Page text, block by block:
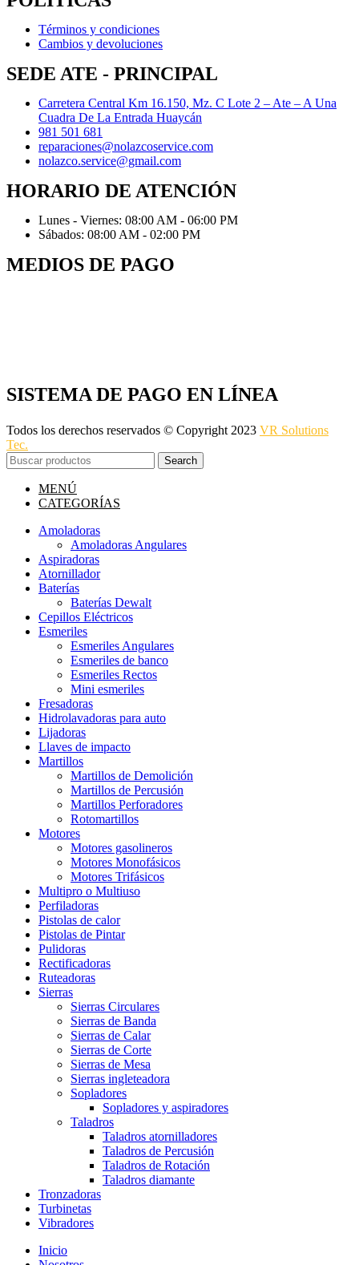
Términos y condiciones
Cambios y devoluciones
SEDE ATE - PRINCIPAL
Carretera Central Km 16.150, Mz. C Lote 2 – Ate – A Una
Cuadra De La Entrada Huaycán
981 501 681
reparaciones@nolazcoservice.com
nolazco.service@gmail.com
HORARIO DE ATENCIÓN
Lunes - Viernes: 08:00 AM - 06:00 PM
Sábados: 08:00 AM - 02:00 PM
MEDIOS DE PAGO
SISTEMA DE PAGO EN LÍNEA
Todos los derechos reservados © Copyright 2023 VR Solutions
Tec.
Search
MENÚ
CATEGORÍAS
Amoladoras
Amoladoras Angulares
Aspiradoras
Atornillador
Baterías
Baterías Dewalt
Cepillos Eléctricos
Esmeriles
Esmeriles Angulares
Esmeriles de banco
Esmeriles Rectos
Mini esmeriles
Fresadoras
Hidrolavadoras para auto
Lijadoras
Llaves de impacto
Martillos
Martillos de Demolición
Martillos de Percusión
Martillos Perforadores
Rotomartillos
Motores
Motores gasolineros
Motores Monofásicos
Motores Trifásicos
Multipro o Multiuso
Perfiladoras
Pistolas de calor
Pistolas de Pintar
Pulidoras
Rectificadoras
Ruteadoras
Sierras
Sierras Circulares
Sierras de Banda
Sierras de Calar
Sierras de Corte
Sierras de Mesa
Sierras ingleteadora
Sopladores
Sopladores y aspiradores
Taladros
Taladros atornilladores
Taladros de Percusión
Taladros de Rotación
Taladros diamante
Tronzadoras
Turbinetas
Vibradores
Inicio